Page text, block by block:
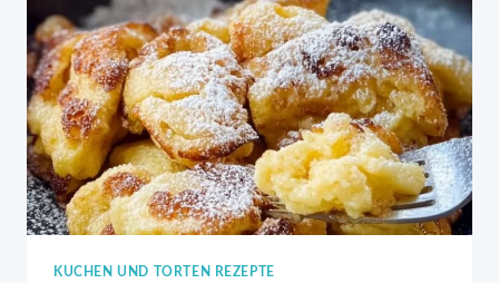
KUCHEN UND TORTEN REZEPTE